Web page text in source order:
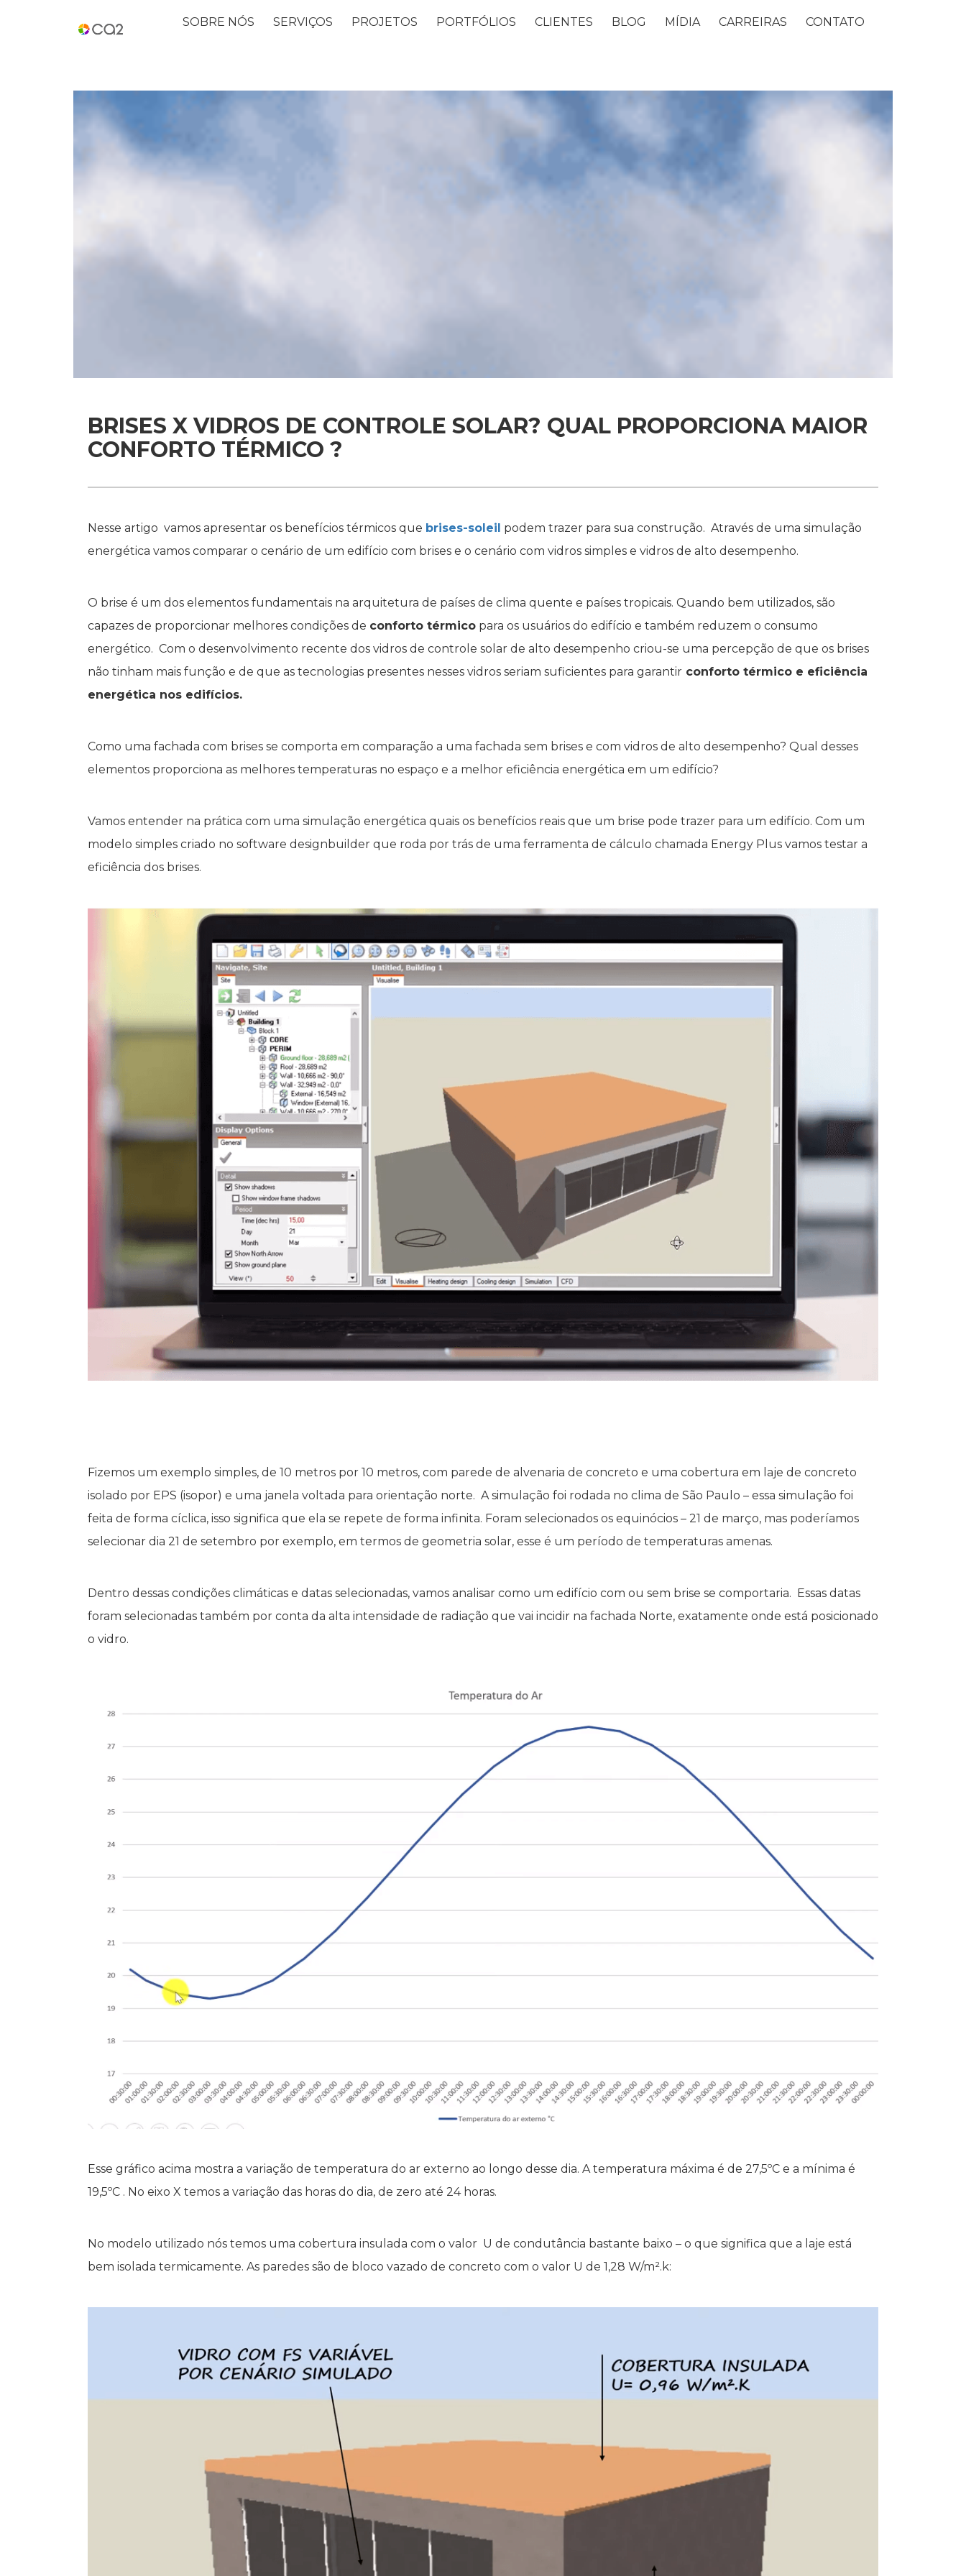
SOBRE NÓS SERVIÇOS PROJETOS PORTFÓLIOS CLIENTES BLOG MÍDIA CARREIRAS CONTATO
BRISES X VIDROS DE CONTROLE SOLAR? QUAL PROPORCIONA MAIOR
CONFORTO TÉRMICO ?
Nesse artigo vamos apresentar os benefícios térmicos que brises-soleil podem trazer para sua construção. Através de uma simulação
energética vamos comparar o cenário de um edifício com brises e o cenário com vidros simples e vidros de alto desempenho.
O brise é um dos elementos fundamentais na arquitetura de países de clima quente e países tropicais. Quando bem utilizados, são
capazes de proporcionar melhores condições de conforto térmico para os usuários do edifício e também reduzem o consumo
energético. Com o desenvolvimento recente dos vidros de controle solar de alto desempenho criou-se uma percepção de que os brises
não tinham mais função e de que as tecnologias presentes nesses vidros seriam suficientes para garantir conforto térmico e eficiência
energética nos edifícios.
Como uma fachada com brises se comporta em comparação a uma fachada sem brises e com vidros de alto desempenho? Qual desses
elementos proporciona as melhores temperaturas no espaço e a melhor eficiência energética em um edifício?
Vamos entender na prática com uma simulação energética quais os benefícios reais que um brise pode trazer para um edifício. Com um
modelo simples criado no software designbuilder que roda por trás de uma ferramenta de cálculo chamada Energy Plus vamos testar a
eficiência dos brises.
Fizemos um exemplo simples, de 10 metros por 10 metros, com parede de alvenaria de concreto e uma cobertura em laje de concreto
isolado por EPS (isopor) e uma janela voltada para orientação norte. A simulação foi rodada no clima de São Paulo – essa simulação foi
feita de forma cíclica, isso significa que ela se repete de forma infinita. Foram selecionados os equinócios – 21 de março, mas poderíamos
selecionar dia 21 de setembro por exemplo, em termos de geometria solar, esse é um período de temperaturas amenas.
Dentro dessas condições climáticas e datas selecionadas, vamos analisar como um edifício com ou sem brise se comportaria. Essas datas
foram selecionadas também por conta da alta intensidade de radiação que vai incidir na fachada Norte, exatamente onde está posicionado
o vidro.
Esse gráfico acima mostra a variação de temperatura do ar externo ao longo desse dia. A temperatura máxima é de 27,5ºC e a mínima é
19,5ºC . No eixo X temos a variação das horas do dia, de zero até 24 horas.
No modelo utilizado nós temos uma cobertura insulada com o valor U de condutância bastante baixo – o que significa que a laje está
bem isolada termicamente. As paredes são de bloco vazado de concreto com o valor U de 1,28 W/m².k: